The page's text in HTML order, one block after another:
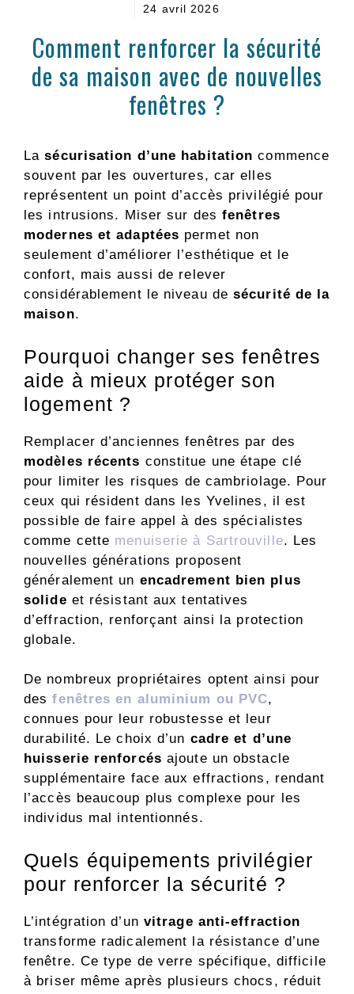
24 avril 2026
Comment renforcer la sécurité
de sa maison avec de nouvelles
fenêtres ?
Lasécurisation d’une habitation commence
souvent par les ouvertures, car elles
représentent un point d’accès privilégié pour
les intrusions. Miser sur desfenêtres
modernes et adaptées permet non
seulement d’améliorer l’esthétique et le
confort, mais aussi de relever
considérablement le niveau desécurité de la
maison.
Pourquoi changer ses fenêtres
aide à mieux protéger son
logement ?
Remplacer d’anciennes fenêtres par des
modèles récents constitue une étape clé
pour limiter les risques de cambriolage. Pour
ceux qui résident dans les Yvelines, il est
possible de faire appel à des spécialistes
comme cette menuiserie à Sartrouville. Les
nouvelles générations proposent
généralement un encadrement bien plus
solide et résistant aux tentatives
d’effraction, renforçant ainsi la protection
globale.
De nombreux propriétaires optent ainsi pour
desfenêtres en aluminium ou PVC,
connues pour leur robustesse et leur
durabilité. Le choix d’un cadre et d’une
huisserie renforcés ajoute un obstacle
supplémentaire face aux effractions, rendant
l’accès beaucoup plus complexe pour les
individus mal intentionnés.
Quels équipements privilégier
pour renforcer la sécurité ?
L’intégration d’un vitrage anti-effraction
transforme radicalement la résistance d’une
fenêtre. Ce type de verre spécifique, difficile
à briser même après plusieurs chocs, réduit